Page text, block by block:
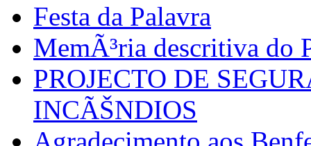
Festa da Palavra
MemÃ³ria descritiva do
PROJECTO DE
INCÃŠNDIOS